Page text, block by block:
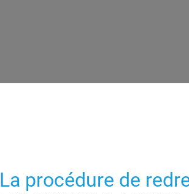
La procédure de